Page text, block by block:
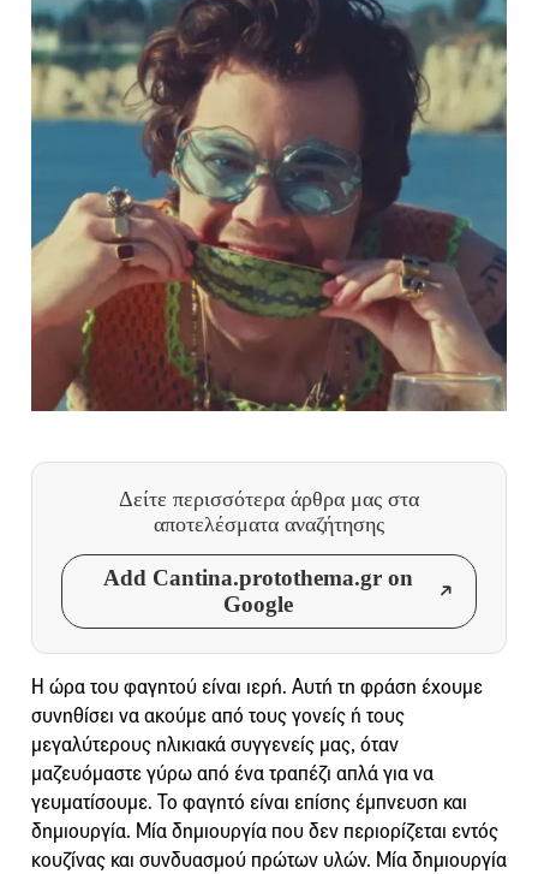
Δείτε περισσότερα άρθρα μας στα
αποτελέσματα αναζήτησης
Add Cantina.protothema.gr on
Google
Η ώρα του φαγητού είναι ιερή. Αυτή τη φράση έχουμε
συνηθίσει να ακούμε από τους γονείς ή τους
μεγαλύτερους ηλικιακά συγγενείς μας, όταν
μαζευόμαστε γύρω από ένα τραπέζι απλά για να
γευματίσουμε. Το φαγητό είναι επίσης έμπνευση και
δημιουργία. Μία δημιουργία που δεν περιορίζεται εντός
κουζίνας και συνδυασμού πρώτων υλών. Μία δημιουργία